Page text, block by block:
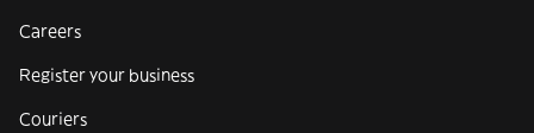
Careers
Register your business
Couriers